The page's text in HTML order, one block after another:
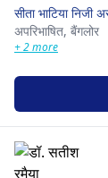
सीता भाटिया निजी
अपरिभाषित, बैंगलोर
+ 2 more